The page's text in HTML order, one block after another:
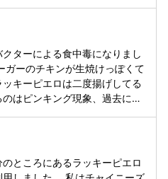
ターによる食中毒になりまし
ガーのチキンが生焼けっぽくて
キーピエロは二度揚げしてる
はピンキング現象、過去に食
ます。 過去のクチコミみたら
き込みをしていますね。食べ
さんの態度も悪かった。 ちな
みなさん、生焼けっぽかった
ところにあるラッキーピエロ